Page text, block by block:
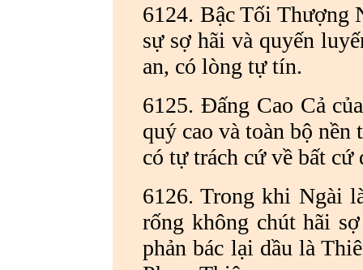
6124. Bậc Tối Thượng
sự sợ hãi và quyến
an, có lòng tự tín.
6125. Đấng Cao Cả
quý cao và toàn bộ nền
có tự trách cứ về bất cứ
6126. Trong khi Ngài
rống không chút hãi
phản bác lại dầu là